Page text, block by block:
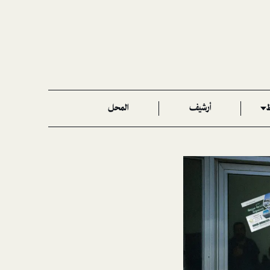
أرشيف المحل